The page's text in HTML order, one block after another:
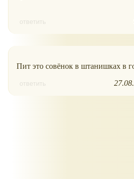
ответить
Пит это совёнок в штанишках в
ответить